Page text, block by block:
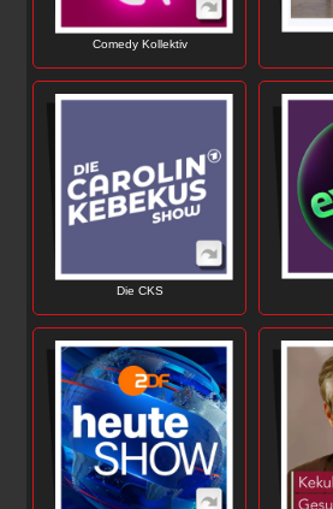
Comedy Kollektiv
Die CKS